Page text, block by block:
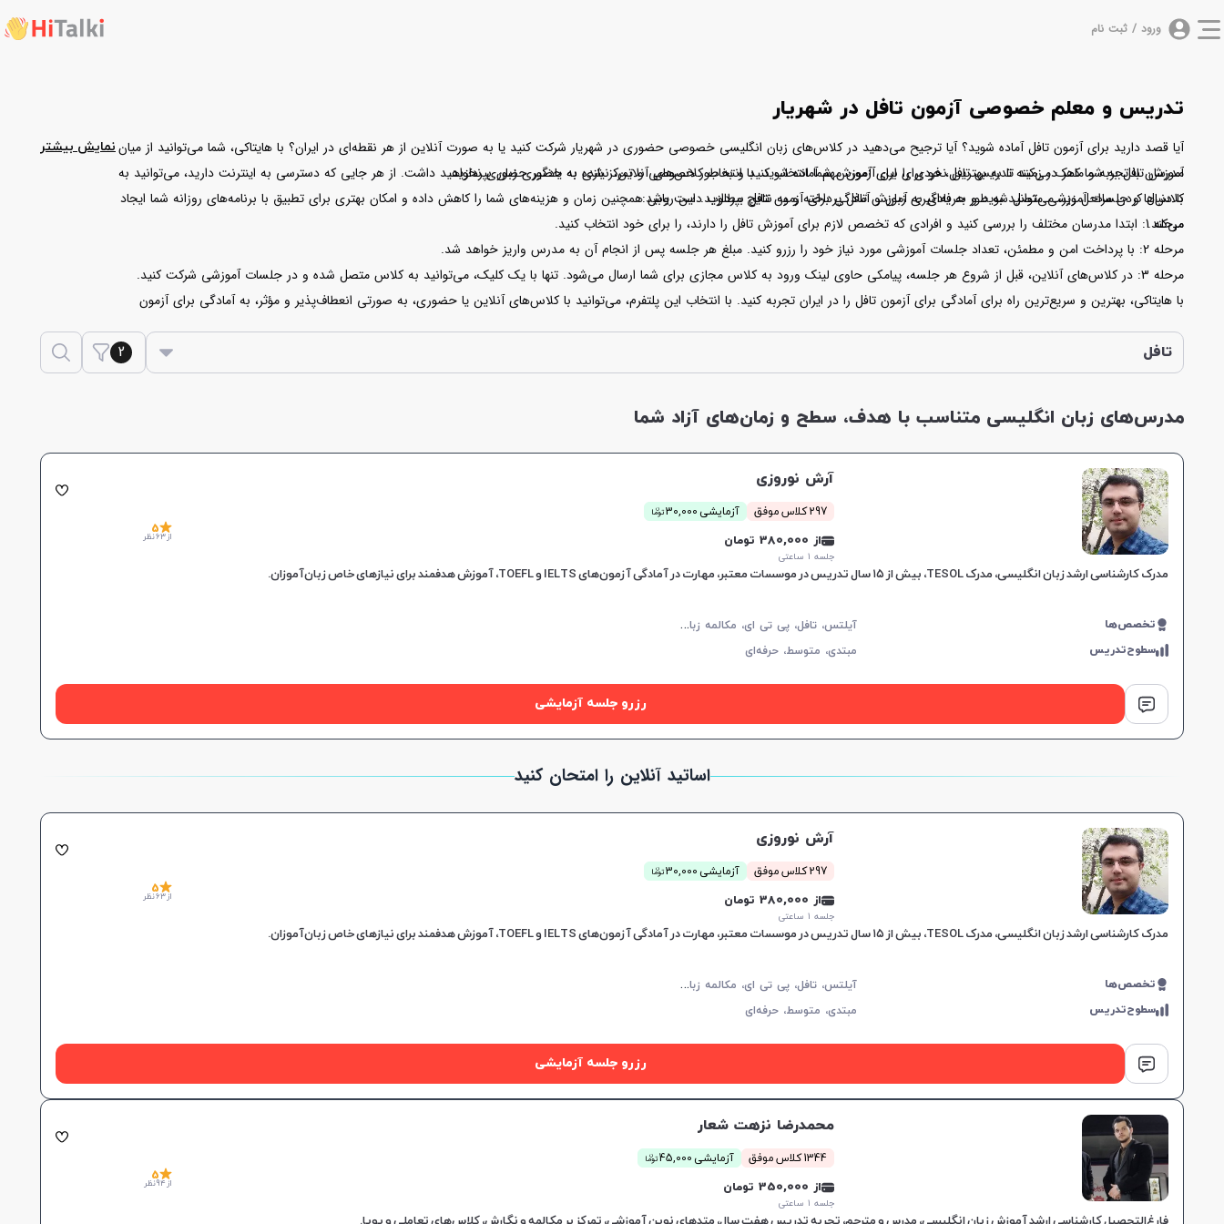
ورود / ثبت نام
تدریس و معلم خصوصی آزمون تافل در شهریار
آیا قصد دارید برای آزمون تافل آماده شوید؟ آیا ترجیح می‌دهید در کلاس‌های زبان انگلیسی خصوصی حضوری در شهریار شرکت کنید یا به صورت آنلاین از هر نقطه‌ای در ایران؟ با هایتاکی، شما می‌توانید از میان
مدرسان با تجربه و ماهر در زمینه تدریس تافل، فردی را برای آموزش شما انتخاب کنید و به طور خصوصی و تمرکز شده به یادگیری زبان بپردازید.
آموزش تافل به شما کمک می‌کند تا به بهترین نحو برای این آزمون مهم آماده شوید. با انتخاب کلاس‌های آنلاین، نیازی به حضور حضوری نخواهید داشت. از هر جایی که دسترسی به اینترنت دارید، می‌توانید به
کلاس‌ها و جلسات آموزشی متصل شوید و به یادگیری زبان و آمادگی برای آزمون تافل بپردازید. این روش همچنین زمان و هزینه‌های شما را کاهش داده و امکان بهتری برای تطبیق با برنامه‌های روزانه شما ایجاد
می‌کند.
با دنبال کردن مراحل زیر، می‌توانید به طور حرفه‌ای به آموزش تافل پرداخته و به نتایج مطلوب دست یابید:
مرحله 1: ابتدا مدرسان مختلف را بررسی کنید و افرادی که تخصص لازم برای آموزش تافل را دارند، را برای خود انتخاب کنید.
مرحله 2: با پرداخت امن و مطمئن، تعداد جلسات آموزشی مورد نیاز خود را رزرو کنید. مبلغ هر جلسه پس از انجام آن به مدرس واریز خواهد شد.
مرحله 3: در کلاس‌های آنلاین، قبل از شروع هر جلسه، پیامکی حاوی لینک ورود به کلاس مجازی برای شما ارسال می‌شود. تنها با یک کلیک، می‌توانید به کلاس متصل شده و در جلسات آموزشی شرکت کنید.
با هایتاکی، بهترین و سریع‌ترین راه برای آمادگی برای آزمون تافل را در ایران تجربه کنید. با انتخاب این پلتفرم، می‌توانید با کلاس‌های آنلاین یا حضوری، به صورتی انعطاف‌پذیر و مؤثر، به آمادگی برای آزمون
نمایش بیشتر
تافل 2
مدرس‌های زبان انگلیسی متناسب با هدف، سطح و زمان‌های آزاد شما
آرش نوروزی
297 کلاس موفق آزمایشی 30,000 توما
ن
از 380,000 تومان
جلسه ۱ ساعتی
5
از 63 نظر
مدرک کارشناسی ارشد زبان انگلیسی، مدرک TESOL، بیش از ۱۵ سال تدریس در موسسات معتبر، مهارت در آمادگی آزمون‌های IELTS و TOEFL، آموزش هدفمند برای نیازهای خاص زبان‌آموزان.
تخصص‌ها آ
یلتس، تافل، پی تی ای، مکالمه زبان انگلیسی، زبان انگلیسی عمومی، گرامر زبان انگلیسی، زبان انگلیسی تجاری، زبان انگلیسی آمریکایی، زبان انگلیسی کنکور ارشد، زبان انگلیسی کنکور دکتری، دولینگو، سلپیپ
سطوح‌تدریس مبتدی، متوسط،حرفه‌ای
رزرو جلسه آزمایشی
اساتید آنلاین را امتحان کنید
آرش نوروزی
297 کلاس موفق آزمایشی 30,000 توما
ن
از 380,000 تومان
جلسه ۱ ساعتی
5
از 63 نظر
مدرک کارشناسی ارشد زبان انگلیسی، مدرک TESOL، بیش از ۱۵ سال تدریس در موسسات معتبر، مهارت در آمادگی آزمون‌های IELTS و TOEFL، آموزش هدفمند برای نیازهای خاص زبان‌آموزان.
تخصص‌ها آ
یلتس، تافل، پی تی ای، مکالمه زبان انگلیسی، زبان انگلیسی عمومی، گرامر زبان انگلیسی، زبان انگلیسی تجاری، زبان انگلیسی آمریکایی، زبان انگلیسی کنکور ارشد، زبان انگلیسی کنکور دکتری، دولینگو، سلپیپ
سطوح‌تدریس مبتدی، متوسط،حرفه‌ای
رزرو جلسه آزمایشی
محمدرضا نزهت شعار
1344 کلاس موفق آزمایشی 45,000 توما
ن
از 350,000 تومان
جلسه ۱ ساعتی
5
از 94 نظر